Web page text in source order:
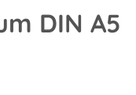
DIN A5